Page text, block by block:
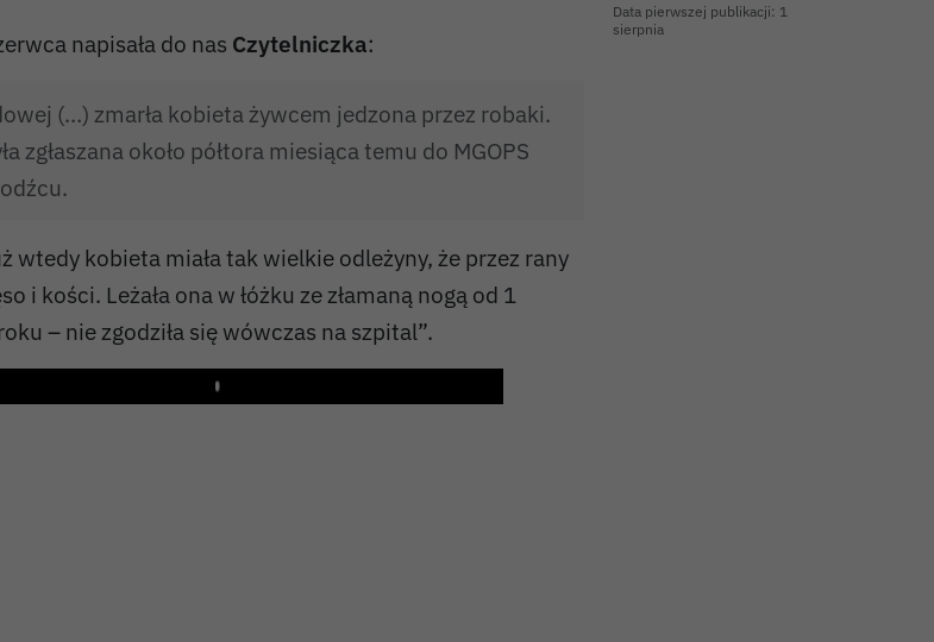
napisała do nas Czytelniczka:
(…) zmarła kobieta żywcem jedzona przez robaki.
zgłaszana około półtora miesiąca temu do MGOPS
wtedy kobieta miała tak wielkie odleżyny, że przez rany
i kości. Leżała ona w łóżku ze złamaną nogą od 1
– nie zgodziła się wówczas na szpital”.
Play
Data pierwszej publikacji: 1
sierpnia